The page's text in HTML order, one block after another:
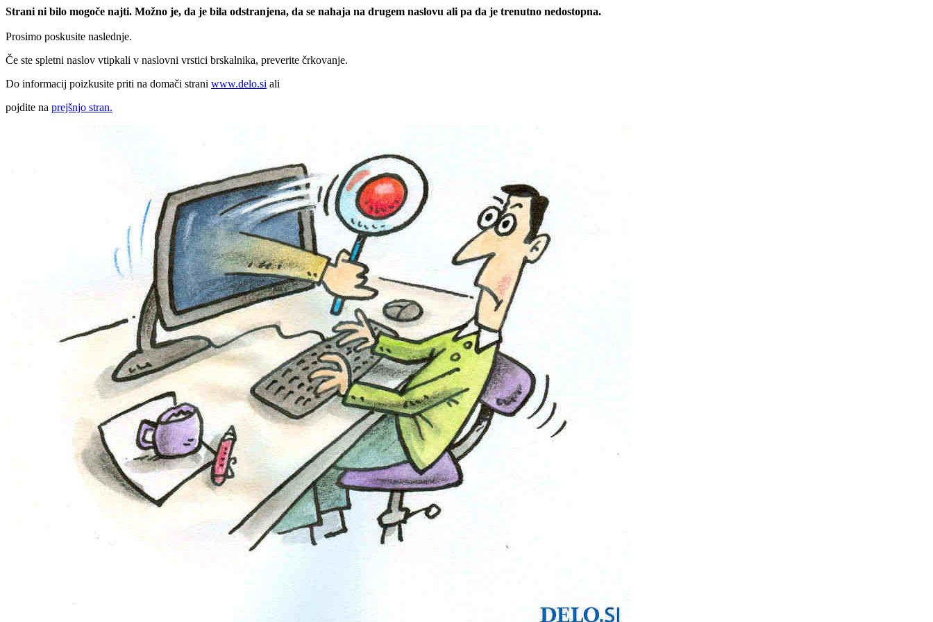
Strani ni bilo mogoče najti. Možno je, da je bila odstranjena, da se nahaja na drugem naslovu ali pa da je trenutno nedostopna.
Prosimo poskusite naslednje.
Če ste spletni naslov vtipkali v naslovni vrstici brskalnika, preverite črkovanje.
Do informacij poizkusite priti na domači strani www.delo.si ali
pojdite na prejšnjo stran.